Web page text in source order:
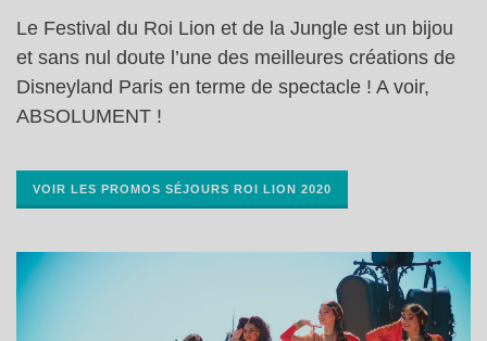
Le Festival du Roi Lion et de la Jungle est un bijou
et sans nul doute l’une des meilleures créations de
Disneyland Paris en terme de spectacle ! A voir,
ABSOLUMENT !
VOIR LES PROMOS SÉJOURS ROI LION 2020